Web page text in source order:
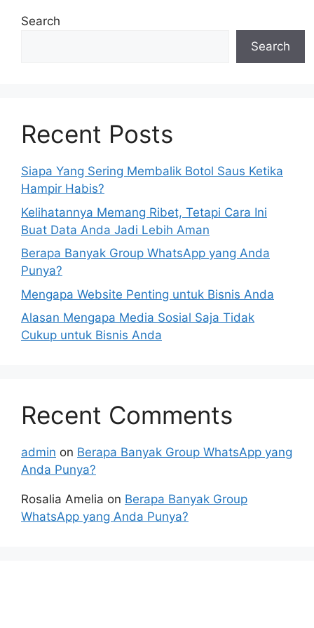
Search
Search
Recent Posts
Siapa Yang Sering Membalik Botol Saus Ketika
Hampir Habis?
Kelihatannya Memang Ribet, Tetapi Cara Ini
Buat Data Anda Jadi Lebih Aman
Berapa Banyak Group WhatsApp yang Anda
Punya?
Mengapa Website Penting untuk Bisnis Anda
Alasan Mengapa Media Sosial Saja Tidak
Cukup untuk Bisnis Anda
Recent Comments
admin on Berapa Banyak Group WhatsApp yang
Anda Punya?
Rosalia Amelia on Berapa Banyak Group
WhatsApp yang Anda Punya?